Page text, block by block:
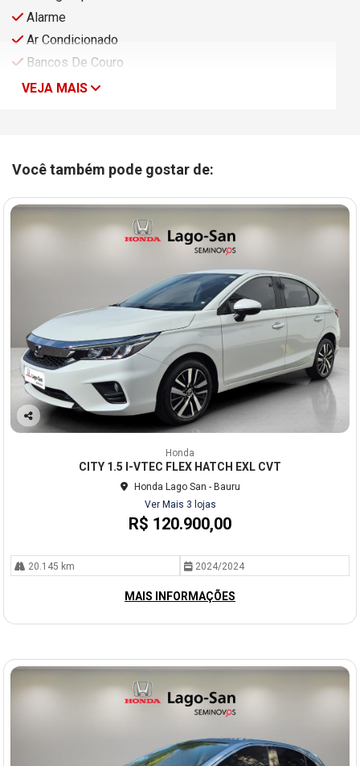
Alarme
Ar Condicionado
Bancos De Couro
VEJA MAIS
Você também pode gostar de:
Co
Honda
CITY 1.5 I-VTEC FLEX HATCH EXL CVT
Honda Lago San - Bauru
Ver Mais 3 lojas
R$ 120.900,00
20.145 km 2024/2024
MAIS INFORMAÇÕES